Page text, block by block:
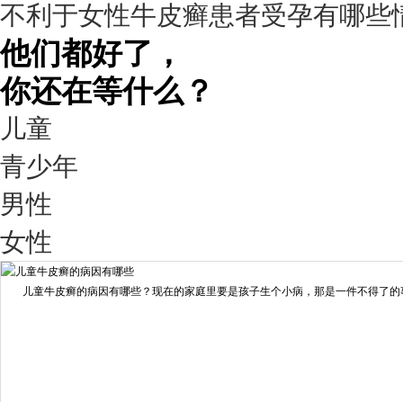
98%
我要咨询
擅长： 王艳琼 门诊主任 专家介绍：毕业于川北医学院...
预约量
不利于女性牛皮癣患者受孕有哪些
他们都好了，
你还在等什么？
儿童
青少年
男性
女性
儿童牛皮癣的病因有哪些？现在的家庭里要是孩子生个小病，那是一件不得了的